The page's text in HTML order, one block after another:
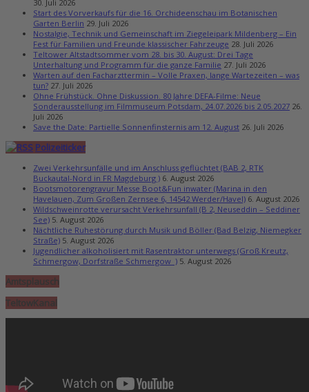
30. Juli 2026
Start des Vorverkaufs für die 16. Orchideenschau im Botanischen
Garten Berlin 29. Juli 2026
Nostalgie, Technik und Gemeinschaft im Ziegeleipark Mildenberg – Ein
Fest für Familien und Freunde klassischer Fahrzeuge 28. Juli 2026
Teltower Altstadtsommer vom 28. bis 30. August: Drei Tage
Unterhaltung und Programm für die ganze Familie 27. Juli 2026
Warten auf den Facharzttermin – Volle Praxen, lange Wartezeiten – was
tun? 27. Juli 2026
Ohne Frühstück. Ohne Diskussion. 80 Jahre DEFA-Filme: Neue
Sonderausstellung im Filmmuseum Potsdam, 24.07.2026 bis 2.05.2027 26.
Juli 2026
Save the Date: Partielle Sonnenfinsternis am 12. August 26. Juli 2026
Polizeiticker
Zwei Verkehrsunfälle und im Anschluss geflüchtet (BAB 2, RTK
Buckautal-Nord in FR Magdeburg ) 6. August 2026
Bootsmotorengravur Messe Boot&Fun inwater (Marina in den
Havelauen, Zum Großen Zernsee 6, 14542 Werder/Havel) 6. August 2026
Wildschweinrotte verursacht Verkehrsunfall (B 2, Neuseddin – Seddiner
See) 5. August 2026
Nächtliche Ruhestörung durch Musik und Böller (Bad Belzig, Niemegker
Straße) 5. August 2026
Jugendlicher alkoholisiert mit Rasentraktor unterwegs (Groß Kreutz,
Schmergow, Dorfstraße Schmergow ) 5. August 2026
Amtsplausch
TeltowKanal